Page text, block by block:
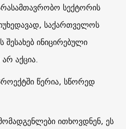
სექტორის
საქართველოს
ინიცირებული
აქცია.
წერია, სწორედ
ითხოვდნენ, ეს